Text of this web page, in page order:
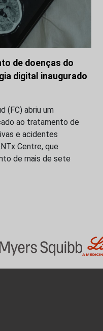
de doenças do
digital inaugurado
(FC) abriu um
ao tratamento de
e acidentes
Centre, que
de mais de sete